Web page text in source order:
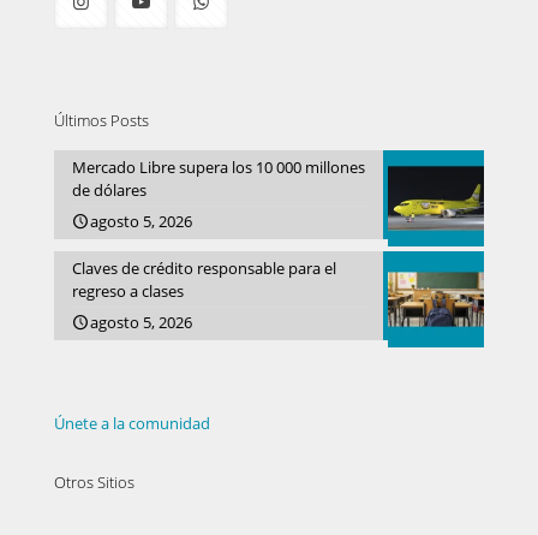
Últimos Posts
Mercado Libre supera los 10 000 millones
de dólares
agosto 5, 2026
Claves de crédito responsable para el
regreso a clases
agosto 5, 2026
Únete a la comunidad
Otros Sitios